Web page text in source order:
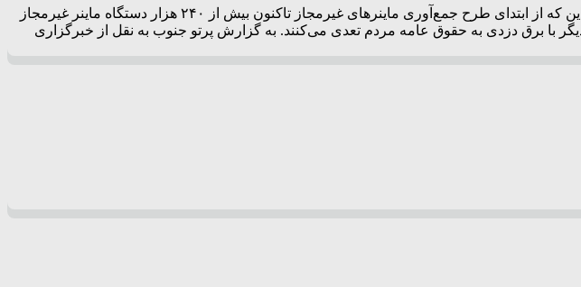
همکاری پلیس امنیت اقتصادی با صنعت برق به کاهش ناترازی کمک می کند مدیرعامل شرکت توانیر با بیان این که از ابتدای طرح جمع‌آوری ماینرهای غیرمجاز تاکنون بیش از ۲۴۰ هزار دستگاه ماینر غیرمجاز
با برق دزدی به حقوق عامه مردم تعدی می‌کنند. به گزارش پرتو جنوب به نقل از خبرگزاری